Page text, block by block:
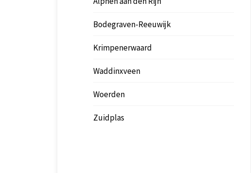
Bodegraven-Reeuwijk
Krimpenerwaard
Waddinxveen
Woerden
Zuidplas